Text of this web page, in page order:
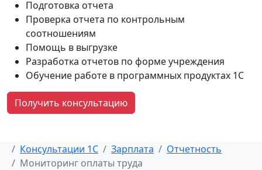
Подготовка отчета
Проверка отчета по контрольным
соотношениям
Помощь в выгрузке
Разработка отчетов по форме учреждения
Обучение работе в программных продуктах 1С
Получить консультацию
Консультации 1С Зарплата
Отчетность
Мониторинг оплаты труда